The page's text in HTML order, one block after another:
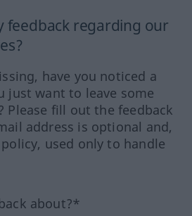
feedback regarding our
have you noticed a
just want to leave some
Please fill out the feedback
address is optional and,
used only to handle
about?*